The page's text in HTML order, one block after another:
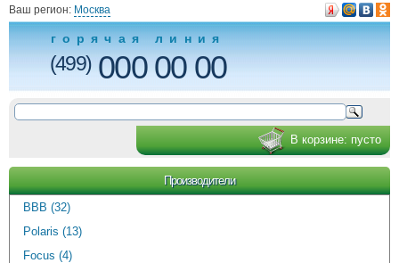
Ваш регион: Москва
горячая линия
(499)000 00 00
В корзине: пусто
Производители
BBB (32)
Polaris (13)
Focus (4)